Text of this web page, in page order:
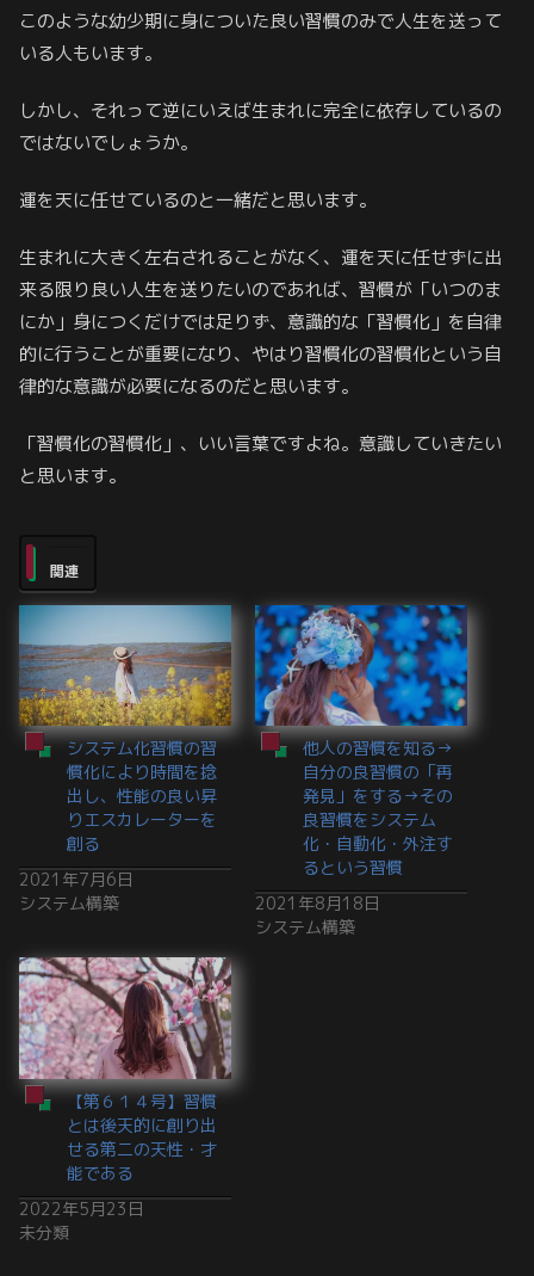
このような幼少期に身についた良い習慣のみで人生を送って
いる人もいます。
しかし、それって逆にいえば生まれに完全に依存しているの
ではないでしょうか。
運を天に任せているのと一緒だと思います。
生まれに大きく左右されることがなく、運を天に任せずに出
来る限り良い人生を送りたいのであれば、習慣が「いつのま
にか」身につくだけでは足りず、意識的な「習慣化」を自律
的に行うことが重要になり、やはり習慣化の習慣化という自
律的な意識が必要になるのだと思います。
「習慣化の習慣化」、いい言葉ですよね。意識していきたい
と思います。
関連
システム化習慣の習
慣化により時間を捻
出し、性能の良い昇
りエスカレーターを
創る
2021年7月6日
システム構築
他人の習慣を知る→
自分の良習慣の「再
発見」をする→その
良習慣をシステム
化・自動化・外注す
るという習慣
2021年8月18日
システム構築
【第６１４号】習慣
とは後天的に創り出
せる第二の天性・才
能である
2022年5月23日
未分類